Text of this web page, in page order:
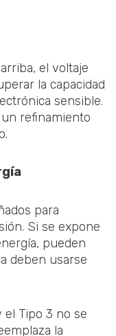
el voltaje
la capacidad
sensible.
refinamiento
para
Si se expone
pueden
deben usarse
el Tipo 3 no se
la